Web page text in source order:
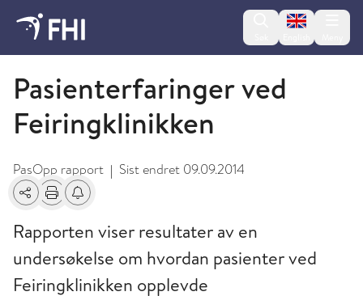
Change
2009 og eldre publikasjoner fra FHI
Pasienterfaringer ved
Feiringklinikken
PasOpp rapport | Sist endret 09.09.2014
Del Skriv utFå varsel om endringer
Rapporten viser resultater av en
undersøkelse om hvordan pasienter ved
Feiringklinikken opplevde